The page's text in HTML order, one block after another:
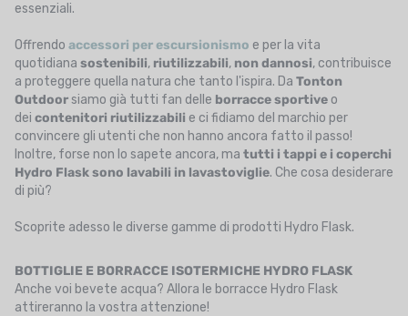
essenziali.
Offrendo accessori per escursionismo e per la vita
quotidiana sostenibili, riutilizzabili, non dannosi, contribuisce
a proteggere quella natura che tanto l'ispira. Da Tonton
Outdoorsiamo già tutti fan delle borracce sportive o
dei contenitori riutilizzabili e ci fidiamo del marchio per
convincere gli utenti che non hanno ancora fatto il passo!
Inoltre, forse non lo sapete ancora, ma tutti i tappi e i coperchi
Hydro Flask sono lavabili in lavastoviglie. Che cosa desiderare
di più?
Scoprite adesso le diverse gamme di prodotti Hydro Flask.
BOTTIGLIE E BORRACCE ISOTERMICHE HYDRO FLASK
Anche voi bevete acqua? Allora le borracce Hydro Flask
attireranno la vostra attenzione!